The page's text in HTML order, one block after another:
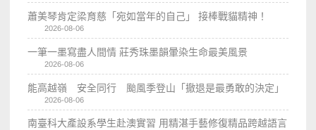
蕭美琴肯定梁育慈「宛如當年的自己」 接棒戰貓精神！
2026-08-06
一筆一墨寫盡人間情 莊秀珠墨韻暈染生命最美風景
2026-08-06
能高越嶺 安全同行 颱風季登山「撤退是最勇敢的決定」
2026-08-06
南臺科大產設系學生赴澳實習 用精湛手藝修復精品跨越語言